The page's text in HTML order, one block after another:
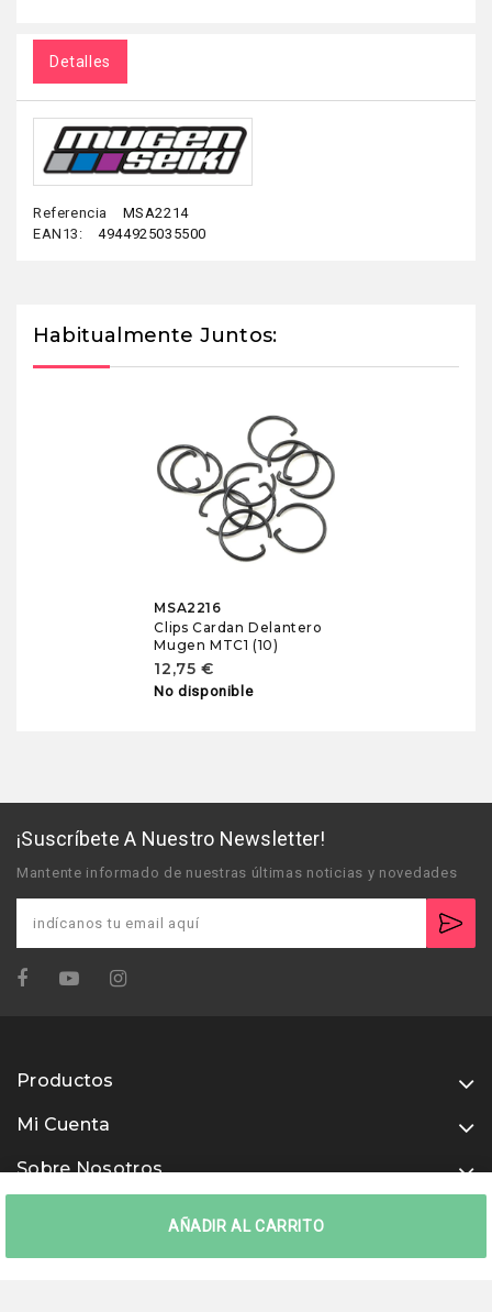
AÑADIR AL CARRITO
Detalles
Referencia
MSA2214
EAN13:
4944925035500
Habitualmente Juntos:
MSA2216
Clips Cardan Delantero
Mugen MTC1 (10)
12,75 €
No disponible
¡Suscríbete A Nuestro Newsletter!
Mantente informado de nuestras últimas noticias y novedades
Productos
Mi Cuenta
Sobre Nosotros
Usamos métodos de pago seguros